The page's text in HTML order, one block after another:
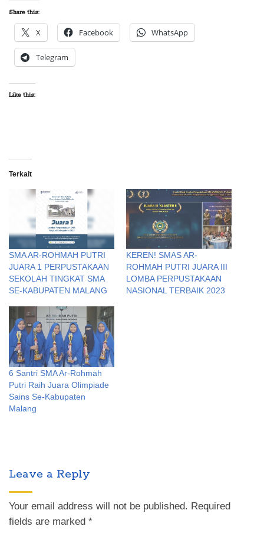
Share this:
X Facebook WhatsApp
Telegram
Like this:
Terkait
SMA AR-ROHMAH PUTRI
JUARA 1 PERPUSTAKAAN
SEKOLAH TINGKAT SMA
SE-KABUPATEN MALANG
KEREN! SMAS AR-
ROHMAH PUTRI JUARA III
LOMBA PERPUSTAKAAN
NASIONAL TERBAIK 2023
6 Santri SMA Ar-Rohmah
Putri Raih Juara Olimpiade
Sains Se-Kabupaten
Malang
Leave a Reply
Your email address will not be published. Required
fields are marked *